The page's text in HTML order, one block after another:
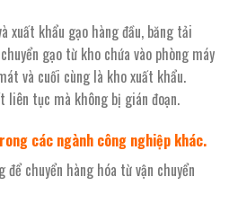
xuất khẩu gạo hàng đầu, băng tải
gạo từ kho chứa vào phòng máy
và cuối cùng là kho xuất khẩu.
liên tục mà không bị gián đoạn.
các ngành công nghiệp khác.
để chuyển hàng hóa từ vận chuyển